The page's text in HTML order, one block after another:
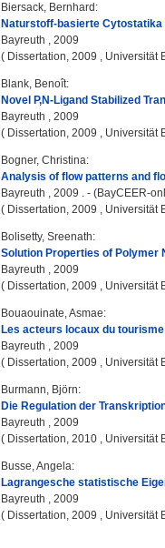
Biersack, Bernhard :
Naturstoff-basierte
Bayreuth , 2009
( Dissertation, 2009 , Universität
Blank, Benoît:
Novel P,N-Ligand Stabilized
Bayreuth , 2009
( Dissertation, 2009 , Universität
Bogner, Christina:
Analysis of flow patterns and
Bayreuth , 2009 . - (BayCEER-
( Dissertation, 2009 , Universität
Bolisetty, Sreenath:
Solution Properties of Polymer
Bayreuth , 2009
( Dissertation, 2009 , Universität
Bouaouinate, Asmae:
Les acteurs locaux du
Bayreuth , 2009
( Dissertation, 2009 , Universität
Burmann, Björn:
Die Regulation der
Bayreuth , 2009
( Dissertation, 2010 , Universität
Busse, Angela:
Lagrangesche statistische
Bayreuth , 2009
( Dissertation, 2009 , Universität